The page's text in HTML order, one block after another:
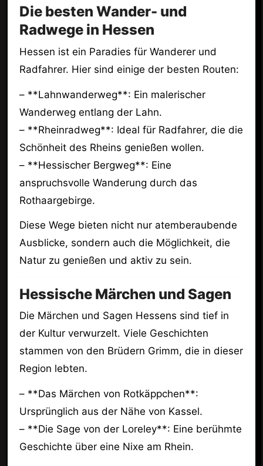
Die besten Wander- und
Radwege in Hessen
Hessen ist ein Paradies für Wanderer und
Radfahrer. Hier sind einige der besten Routen:
– **Lahnwanderweg**: Ein malerischer
Wanderweg entlang der Lahn.
– **Rheinradweg**: Ideal für Radfahrer, die die
Schönheit des Rheins genießen wollen.
– **Hessischer Bergweg**: Eine
anspruchsvolle Wanderung durch das
Rothaargebirge.
Diese Wege bieten nicht nur atemberaubende
Ausblicke, sondern auch die Möglichkeit, die
Natur zu genießen und aktiv zu sein.
Hessische Märchen und Sagen
Die Märchen und Sagen Hessens sind tief in
der Kultur verwurzelt. Viele Geschichten
stammen von den Brüdern Grimm, die in dieser
Region lebten.
– **Das Märchen von Rotkäppchen**:
Ursprünglich aus der Nähe von Kassel.
– **Die Sage von der Loreley**: Eine berühmte
Geschichte über eine Nixe am Rhein.